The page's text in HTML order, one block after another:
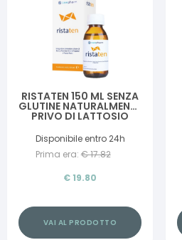
RISTATEN 150 ML SENZA
GLUTINE NATURALMENTE
PRIVO DI LATTOSIO
Disponibile entro 24h
Prima era: €17.82
€ 19.80
VAI AL PRODOTTO